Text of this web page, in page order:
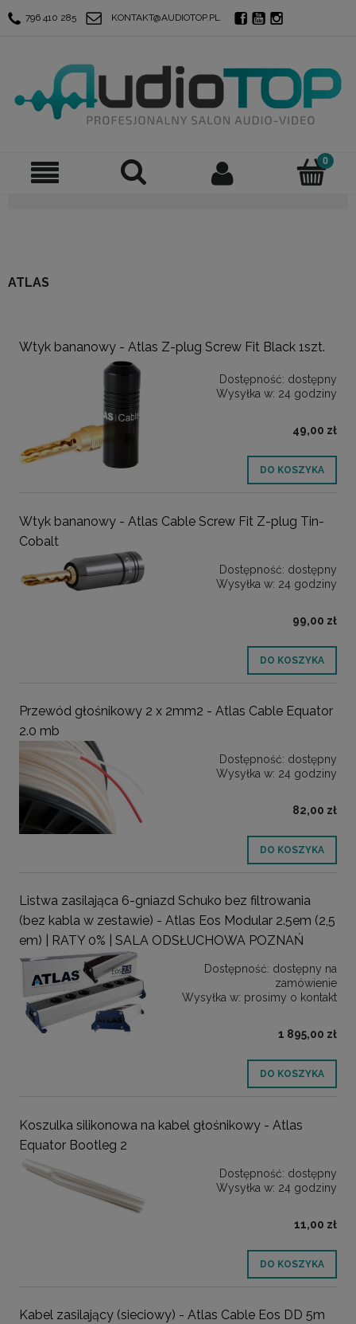
796 410 285 KONTAKT@AUDIOTOP.PL
ATLAS
Wtyk bananowy - Atlas Z-plug Screw Fit Black 1szt.
Dostępność: dostępny
Wysyłka w: 24 godziny
49,00 zł
DO KOSZYKA
Wtyk bananowy - Atlas Cable Screw Fit Z-plug Tin-
Cobalt
Dostępność: dostępny
Wysyłka w: 24 godziny
99,00 zł
DO KOSZYKA
Przewód głośnikowy 2 x 2mm2 - Atlas Cable Equator
2.0 mb
Dostępność: dostępny
Wysyłka w: 24 godziny
82,00 zł
DO KOSZYKA
Listwa zasilająca 6-gniazd Schuko bez filtrowania
(bez kabla w zestawie) - Atlas Eos Modular 2.5em (2,5
em) | RATY 0% | SALA ODSŁUCHOWA POZNAŃ
Dostępność: dostępny na
zamówienie
Wysyłka w: prosimy o kontakt
1 895,00 zł
DO KOSZYKA
Koszulka silikonowa na kabel głośnikowy - Atlas
Equator Bootleg 2
Dostępność: dostępny
Wysyłka w: 24 godziny
11,00 zł
DO KOSZYKA
Kabel zasilający (sieciowy) - Atlas Cable Eos DD 5m